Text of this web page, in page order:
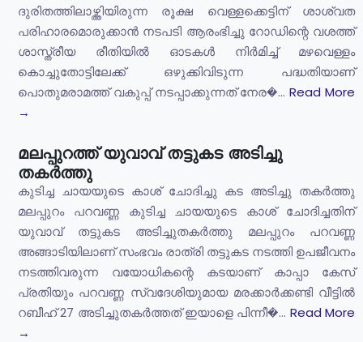
ദുരിതത്തിലാഴ്ത്തിയിരുന്ന രൂക്ഷ വെള്ളക്കെട്ടിന് ശാശ്വത
പരിഹാരമൊരുക്കാൻ നടപടി ആരംഭിച്ചു റോഡിന്റെ വശത്ത്
ശാസ്ത്രീയ രീതിയിൽ ഓടകൾ നിർമിച്ച് മഴവെള്ളം
കൊച്ചുതോട്ടിലേക്ക് ഒഴുക്കിവിടുന്ന പദ്ധതിയാണ്
പൊതുമരാമത്ത് വകുപ്പ് നടപ്പാക്കുന്നത് നേര�...Read More
→
മലപ്പുറത്ത് യുവാവ് തട്ടുകട അടിച്ചു
തകർത്തു
കുടിച്ച ചായയുടെ കാശ് ചോദിച്ചു കട അടിച്ചു തകർത്തു
മലപ്പുറം പറവണ്ണ കുടിച്ച ചായയുടെ കാശ് ചോദിച്ചതിന്
യുവാവ് തട്ടുകട അടിച്ചുതകർത്തു മലപ്പുറം പറവണ്ണ
അങ്ങാടിയിലാണ് സംഭവം രാത്രി തട്ടുകട നടത്തി ഉപജീവനം
നടത്തിവരുന്ന വയോധികന്റെ കടയാണ് കാപ്പാ കേസ്
പ്രതിയും പറവണ്ണ സ്വദേശിയുമായ മരക്കാർക്കണ്ടി വീട്ടിൽ
റബീഹ് 27 അടിച്ചുതകർത്തത് ഇയാളെ പിന്നീ�... Read More
→